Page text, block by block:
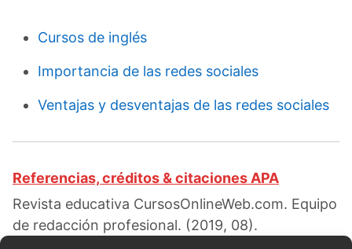
Cursos de inglés
Importancia de las redes sociales
Ventajas y desventajas de las redes sociales
Referencias, créditos & citaciones APA
Revista educativa CursosOnlineWeb.com. Equipo
de redacción profesional. (2019, 08).